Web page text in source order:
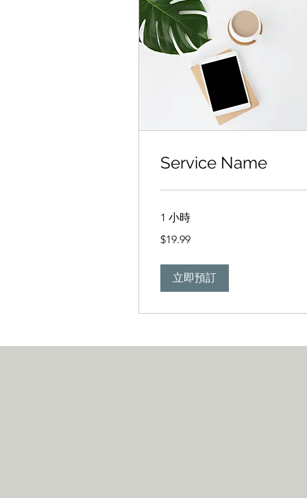
Service Name
1 小時
新
$19.99
立即預訂